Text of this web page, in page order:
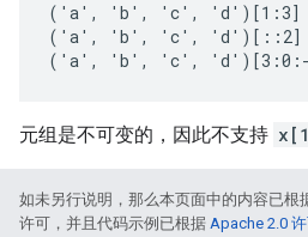
('a', 'b', 'c',
('a', 'b', 'c', 'd')[::2]
('a', 'b', 'c',
元组是不可变的，因此不支持
如未另行说明，那么本页面中的内容已根
许可，并且代码示例已根据 Apache 2.0